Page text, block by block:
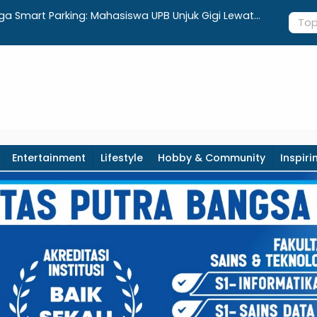
Smart Parking: Mahasiswa UPB Unjuk Gigi Lewat
Apotek
Entertainment Lifestyle Hobby & Community